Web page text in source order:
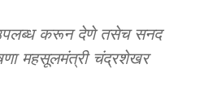
करून देणे तसेच सनद
महसूलमंत्री चंद्रशेखर